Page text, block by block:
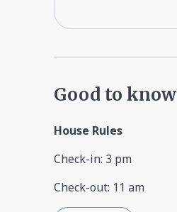
Good to know
House Rules
Check-in: 3 pm
Check-out: 11 am